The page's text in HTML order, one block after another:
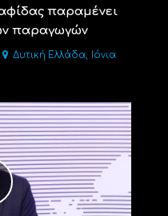
παραμένει
παραγωγών
Δυτική Ελλάδα, Ιόνια